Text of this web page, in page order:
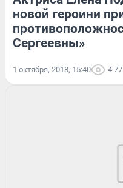
новой героини
Сергеевны»
1 октября, 2018, 15:40 4